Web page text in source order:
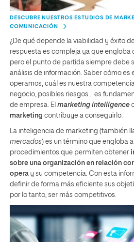
DESCUBRE NUESTROS ESTUDIOS DE
COMUNICACIÓN
¿De qué depende la viabilidad y éxito
respuesta es compleja ya que engloba
pero el punto de partida siempre debe
análisis de información. Saber cómo es
operamos, cuál es nuestra
negocio, posibles riesgos… es
de empresa. El marketing intelligence
marketing contribuye a conseguirlo.
La inteligencia de marketing (también
mercados) es un término que engloba
procedimientos que permiten obtener
sobre una organización en relación
opera y su competencia. Con esta
definir de forma más eficiente sus
por lo tanto, ser más competitivos.